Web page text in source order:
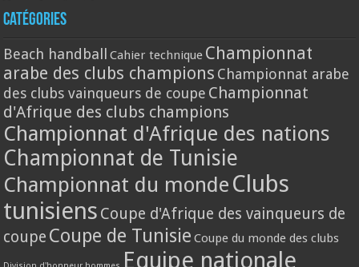
Catégories
Beach handball Cahier technique Championnat
arabe des clubs champions Championnat arabe
des clubs vainqueurs de coupe Championnat
d'Afrique des clubs champions
Championnat d'Afrique des nations
Championnat de Tunisie
Championnat du monde Clubs
tunisiens Coupe d'Afrique des vainqueurs de
coupe Coupe de Tunisie Coupe du monde des clubs
Equipe nationale